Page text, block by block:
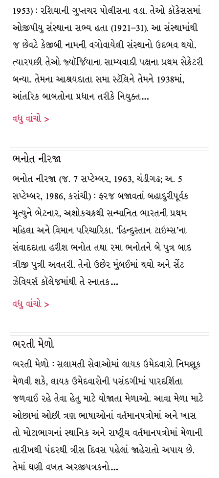
1953) : રશિયાની ગુપ્તચર પોલીસના વડા. તેઓ કૉકેસસમાં
ઓજીપીયુ સંસ્થાના સભ્ય હતા (1921–31). આ સંસ્થામાંથી
જ છેવટે કેજીબી નામની વગોવાયેલી સંસ્થાનો ઉદભવ થયો.
ત્યારપછી તેઓ જ્યૉર્જિયાના સામ્યવાદી પક્ષના પ્રથમ સેક્રેટરી
બન્યા. તેમના આશ્રયદાતા સમા સ્ટૅલિને તેમને 1938માં,
આંતરિક બાબતોના પ્રધાન તરીકે નિયુક્ત…
વધુ વાંચો >
ભનોત નીરજા
ભનોત નીરજા (જ. 7 સપ્ટેમ્બર, 1963, ચંડીગઢ; અ. 5
સપ્ટેમ્બર, 1986, કરાંચી) : ફરજ બજાવતાં બહાદુરીપૂર્વક
મૃત્યુને ભેટનાર, અશોકચક્રથી સન્માનિત ભારતની પ્રથમ
મહિલા અને વિમાન પરિચારિકા. ‘હિન્દુસ્તાન ટાઇમ્સ’ના
સંવાદદાતા હરીશ ભનોત તથા રમા ભનોતને બે પુત્ર બાદ
ત્રીજી પુત્રી અવતરી. તેનો ઉછેર મુંબઈમાં થયો અને સેંટ
ઝેવિયર્સ કૉલેજમાંથી તે સ્નાતક…
વધુ વાંચો >
ભરતી મેળો
ભરતી મેળો : સલામતી સેવાઓમાં લાયક ઉમેદવારો નિમણૂક
મેળવી શકે, લાયક ઉમેદવારોની પસંદગીમાં પારદર્શિતા
જળવાઈ રહે તેવા હેતુ માટે યોજાતા મેળાઓ. આવા મેળા માટે
ઓછામાં ઓછી ત્રણ ભાષાઓનાં વર્તમાનપત્રોમાં અને ખાસ
તો મોટાભાગનાં સ્થાનિક અને રાષ્ટ્રીય વર્તમાનપત્રોમાં મેળાની
તારીખથી પંદરથી ત્રીસ દિવસ પહેલાં જાહેરાતો અપાય છે.
તેમાં ઘણી વખત અરજીપત્રકનો…